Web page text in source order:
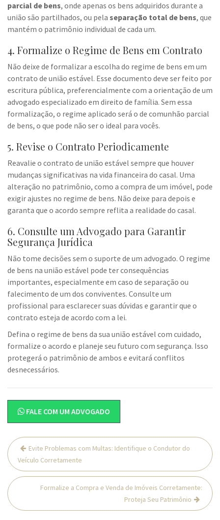
parcial de bens, onde apenas os bens adquiridos durante a
união são partilhados, ou pela separação total de bens, que
mantém o patrimônio individual de cada um.
4. Formalize o Regime de Bens em Contrato
Não deixe de formalizar a escolha do regime de bens em um
contrato de união estável. Esse documento deve ser feito por
escritura pública, preferencialmente com a orientação de um
advogado especializado em direito de família. Sem essa
formalização, o regime aplicado será o de comunhão parcial
de bens, o que pode não ser o ideal para vocês.
5. Revise o Contrato Periodicamente
Reavalie o contrato de união estável sempre que houver
mudanças significativas na vida financeira do casal. Uma
alteração no patrimônio, como a compra de um imóvel, pode
exigir ajustes no regime de bens. Não deixe para depois e
garanta que o acordo sempre reflita a realidade do casal.
6. Consulte um Advogado para Garantir
Segurança Jurídica
Não tome decisões sem o suporte de um advogado. O regime
de bens na união estável pode ter consequências
importantes, especialmente em caso de separação ou
falecimento de um dos conviventes. Consulte um
profissional para esclarecer suas dúvidas e garantir que o
contrato esteja de acordo com a lei.
Defina o regime de bens da sua união estável com cuidado,
formalize o acordo e planeje seu futuro com segurança. Isso
protegerá o patrimônio de ambos e evitará conflitos
desnecessários.
FALE COM UM ADVOGADO
Navegação
de
Post
Evite Problemas com Multas: Identifique o Condutor do
Veículo Corretamente
Formalize a Compra e Venda de Imóveis Corretamente:
Proteja Seu Patrimônio